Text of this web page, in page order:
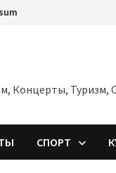
Концерты, Туризм,
СПОРТ